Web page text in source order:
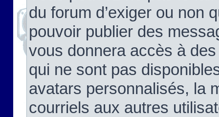
du forum d’exiger ou non
pouvoir publier des
vous donnera accès à
qui ne sont pas
avatars personnalisés, la
courriels aux autres